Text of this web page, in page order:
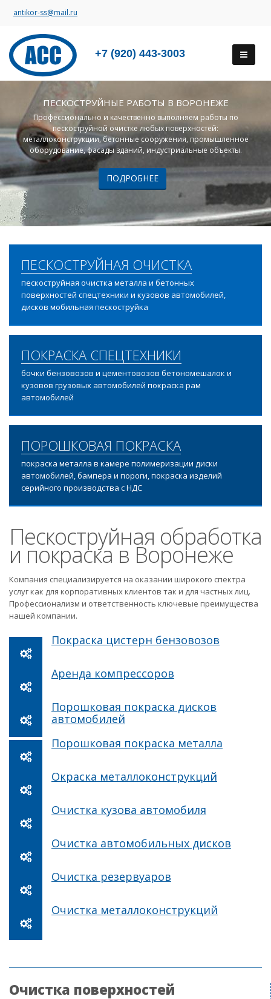
antikor-ss@mail.ru
+7 (920) 443-3003
ПЕСКОСТРУЙНЫЕ РАБОТЫ В ВОРОНЕЖЕ
Профессионально и качественно выполняем работы по
пескоструйной очистке любых поверхностей:
металлоконструкции, бетонные сооружения, промышленное
оборудование, фасады зданий, индустриальные объекты.
ПОДРОБНЕЕ
ПЕСКОСТРУЙНАЯ ОЧИСТКА
пескоструйная очистка металла и бетонных
поверхностей спецтехники и кузовов автомобилей,
дисков мобильная пескоструйка
ПОКРАСКА СПЕЦТЕХНИКИ
бочки бензовозов и цементовозов бетономешалок и
кузовов грузовых автомобилей покраска рам
автомобилей
ПОРОШКОВАЯ ПОКРАСКА
покраска металла в камере полимеризации диски
автомобилей, бампера и пороги, покраска изделий
серийного производства с НДС
Пескоструйная обработка
и покраска в Воронеже
Компания специализируется на оказании широкого спектра
услуг как для корпоративных клиентов так и для частных лиц.
Профессионализм и ответственность ключевые преимущества
нашей компании.
Покраска цистерн бензовозов
Аренда компрессоров
Порошковая покраска дисков
автомобилей
Порошковая покраска металла
Окраска металлоконструкций
Очистка кузова автомобиля
Очистка автомобильных дисков
Очистка резервуаров
Очистка металлоконструкций
Очистка поверхностей